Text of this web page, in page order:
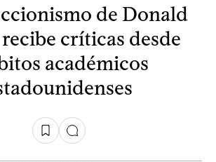
de Donald
críticas desde
académicos